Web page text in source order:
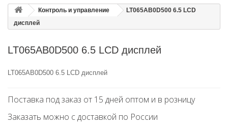
Контроль и управление
LT065AB0D500 6.5 LCD
дисплей
LT065AB0D500 6.5 LCD дисплей
LT065AB0D500 6.5 LCD дисплей
Поставка под заказ от 15 дней оптом и в розницу
Заказать можно с доставкой по России